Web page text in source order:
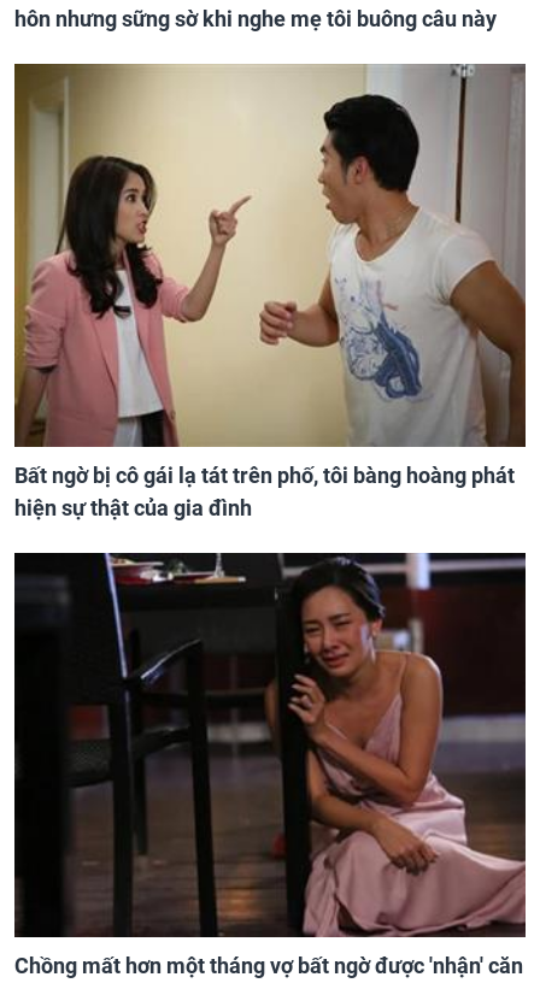
hôn nhưng sững sờ khi nghe mẹ tôi buông câu này
Bất ngờ bị cô gái lạ tát trên phố, tôi bàng hoàng phát
hiện sự thật của gia đình
Chồng mất hơn một tháng vợ bất ngờ được 'nhận' căn